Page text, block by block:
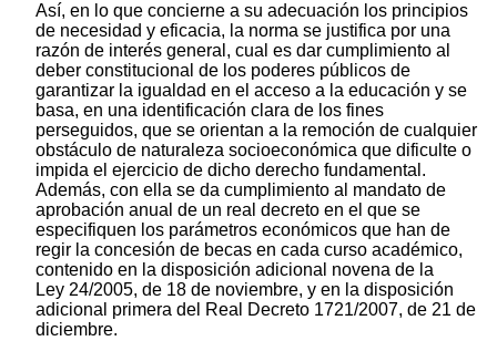
Así, en lo que concierne a su adecuación los principios
de necesidad y eficacia, la norma se justifica por una
razón de interés general, cual es dar cumplimiento al
deber constitucional de los poderes públicos de
garantizar la igualdad en el acceso a la educación y se
basa, en una identificación clara de los fines
perseguidos, que se orientan a la remoción de cualquier
obstáculo de naturaleza socioeconómica que dificulte o
impida el ejercicio de dicho derecho fundamental.
Además, con ella se da cumplimiento al mandato de
aprobación anual de un real decreto en el que se
especifiquen los parámetros económicos que han de
regir la concesión de becas en cada curso académico,
contenido en la disposición adicional novena de la
Ley 24/2005, de 18 de noviembre, y en la disposición
adicional primera del Real Decreto 1721/2007, de 21 de
diciembre.